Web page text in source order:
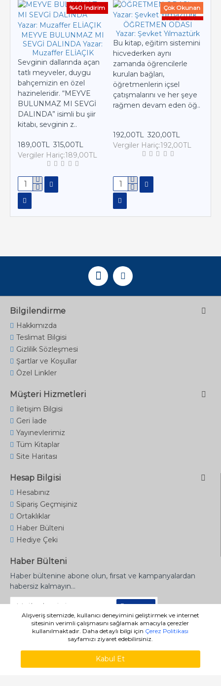
WHATSAPP SIPARIŞ
%40 İndirim
MEYVE BULUNMAZ MI
SEVGİ DALINDA Yazar:
Muzaffer ELİAÇIK
Sevginin dallarında açan
tatlı meyveler, duygu
bahçemizin en özel
hazineleridir. “MEYVE
BULUNMAZ MI SEVGİ
DALINDA” isimli bu şiir
kitabı, sevginin z..
189,00TL
315,00TL
Vergiler Hariç:189,00TL
Çok Okunan
%40 İndirim
ÖĞRETMEN ODASI
Yazar: Şevket Yılmaztürk
Bu kitap, eğitim sistemini
hicvederken aynı
zamanda öğrencilerle
kurulan bağları,
öğretmenlerin içsel
çatışmalarını ve her şeye
rağmen devam eden öğ..
192,00TL 320,00TL
Vergiler Hariç:192,00TL
Bilgilendirme
Hakkımızda
Teslimat Bilgisi
Gizlilik Sözleşmesi
Şartlar ve Koşullar
Özel Linkler
Müşteri Hizmetleri
İletişim Bilgisi
Geri İade
Yayınevlerimiz
Tüm Kitaplar
Site Haritası
Hesap Bilgisi
Hesabınız
Sipariş Geçmişiniz
Ortaklıklar
Haber Bülteni
Hediye Çeki
Haber Bülteni
Haber bültenine abone olun, fırsat ve kampanyalardan
habersiz kalmayın...
Gönder
Alışveriş sitemizde, kullanıcı deneyimini geliştirmek ve internet
sitesinin verimli çalışmasını sağlamak amacıyla çerezler
kullanılmaktadır. Daha detaylı bilgi için Çerez Politikası
sayfamızı ziyaret edebilirsiniz.
Kabul Et